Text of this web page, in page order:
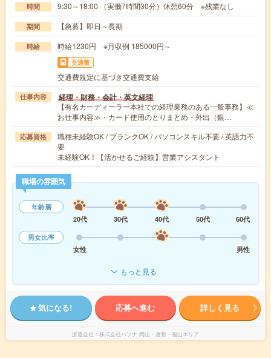
時間 9:30～18:00 （実働7時間30分）休憩60分 ※残業なし
期間 【急募】即日～長期
時給 時給1230円 ※月収例 185000円～
交通費
交通費規定に基づき交通費支給
仕事内容 経理・財務・会計・英文経理
【有名カーディーラー本社での経理業務のある一般事務】≪
お仕事内容≫・カード使用のとりまとめ・外出（銀…
応募資格
職種未経験OK / ブランクOK / パソコンスキル不要 / 英語力不
要
未経験OK！【活かせるご経験】営業アシスタント
職場の雰囲気
年齢層
20代
30代 40代 50代
60代
男女比率
女性
男性
もっと見る
気になる! 応募へ進む 詳しく見る
派遣会社 株式会社パソナ 岡山・倉敷・福山エリア